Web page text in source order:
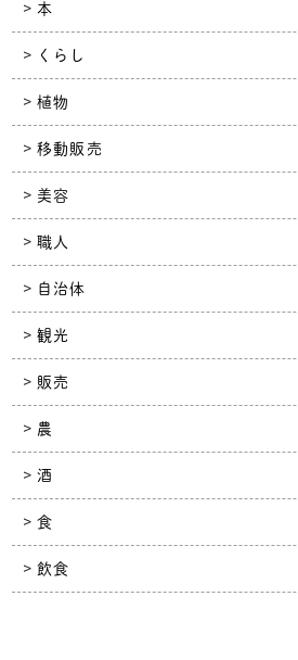
本
くらし
植物
移動販売
美容
職人
自治体
観光
販売
農
酒
食
飲食